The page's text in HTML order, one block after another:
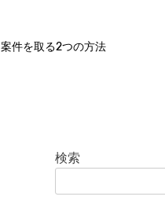
案件を取る2つの方法
検索